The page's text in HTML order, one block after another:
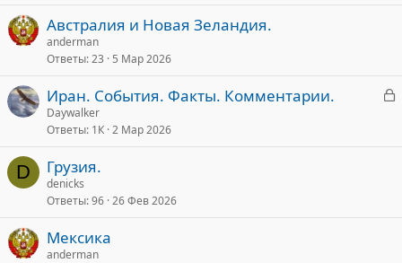
Австралия и Новая Зеландия.
anderman
Ответы 23 5 Мар 2026
З
Иран. События. Факты. Комментарии.
Daywalker
Ответы 1К 2 Мар 2026
D Грузия.
denicks
Ответы 96 26 Фев 2026
Мексика
anderman